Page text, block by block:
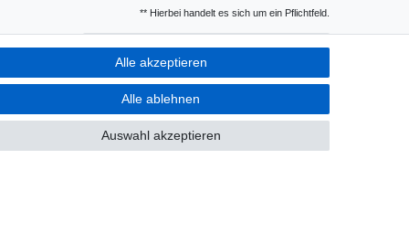
** Hierbei handelt es sich um ein Pflichtfeld.
Newsletter-
Abmeldung
Honig
Alle akzeptieren
Alle ablehnen
Auswahl akzeptieren